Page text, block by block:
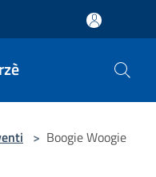
> Boogie Woogie